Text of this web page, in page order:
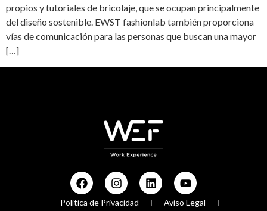
propios y tutoriales de bricolaje, que se ocupan principalmente
del diseño sostenible. EWST fashionlab también proporciona
vías de comunicación para las personas que buscan una mayor
[…]
Política de Privacidad Aviso Legal